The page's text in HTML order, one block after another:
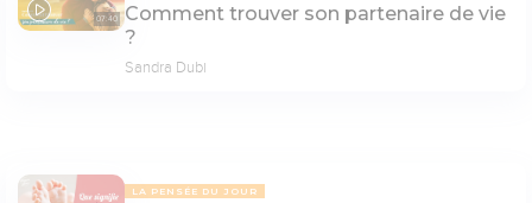
07:40
Comment trouver son partenaire de vie
?
Sandra Dubi
LA PENSÉE DU JOUR